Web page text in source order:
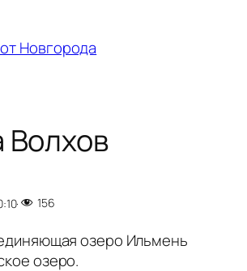
Новгорода
Волхов
· 156
озеро Ильмень
озеро.